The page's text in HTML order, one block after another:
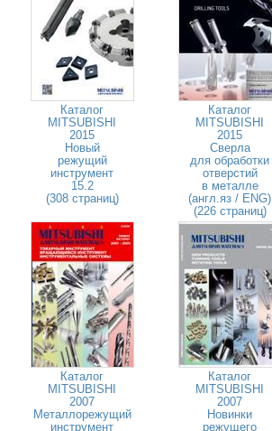
Каталог
MITSUBISHI
2015
Новый
режущий
инструмент
15.2
(308 страниц)
Каталог
MITSUBISHI
2015
Сверла
для обработки
отверстий
в металле
(англ.яз / ENG)
(226 страниц)
Каталог
MITSUBISHI
2007
Металлорежущий
инструмент
Каталог
MITSUBISHI
2007
Новинки
режущего